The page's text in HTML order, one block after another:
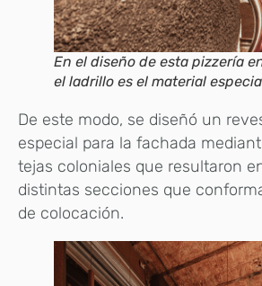
En el diseño de esta pizzería
el ladrillo es el material
De este modo, se diseñó un
especial para la fachada
tejas coloniales que resultaron
distintas secciones que
de colocación.